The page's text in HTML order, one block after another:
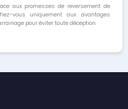
aux promesses de reversement de
vous uniquement aux avantages
pour éviter toute déception.